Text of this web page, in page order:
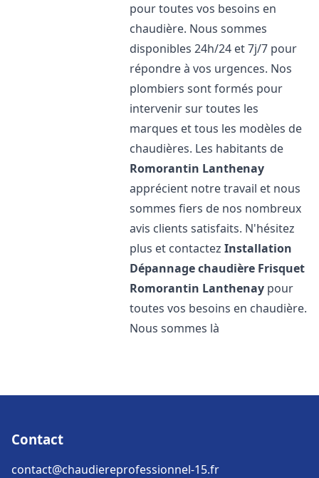
pour toutes vos besoins en
chaudière. Nous sommes
disponibles 24h/24 et 7j/7 pour
répondre à vos urgences. Nos
plombiers sont formés pour
intervenir sur toutes les
marques et tous les modèles de
chaudières. Les habitants de
Romorantin Lanthenay
apprécient notre travail et nous
sommes fiers de nos nombreux
avis clients satisfaits. N'hésitez
plus et contactezInstallation
Dépannage chaudière Frisquet
Romorantin Lanthenay pour
toutes vos besoins en chaudière.
Nous sommes là
Contact
contact@chaudiereprofessionnel-15.fr